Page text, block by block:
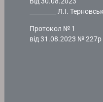
_________ Л.І.
від 31.08.2023 № 227р